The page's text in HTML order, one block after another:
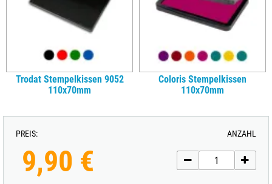
Trodat Stempelkissen 9052
110x70mm
Coloris Stempelkissen
110x70mm
PREIS:
9,90 €
ANZAHL